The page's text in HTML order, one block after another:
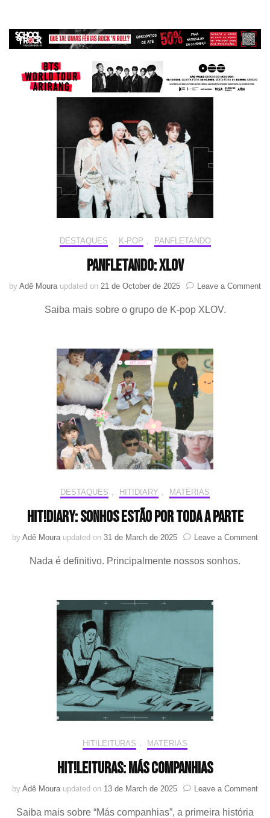
DESTAQUES K-POP PANFLETANDO
PANFLETANDO: XLOV
by Adê Moura updated on 21 de October de 2025 Leave a Commenton
Saiba mais sobre o grupo de K-pop XLOV.
DESTAQUES HIT!DIARY MATÉRIAS
HIT!Diary: Sonhos estão por toda a parte
by Adê Moura updated on 31 de March de 2025 Leave a Commenton
Nada é definitivo. Principalmente nossos sonhos.
HIT!LEITURAS MATÉRIAS
HIT!Leituras: Más companhias
by Adê Moura updated on 13 de March de 2025 Leave a Commenton
Saiba mais sobre “Más companhias”, a primeira história